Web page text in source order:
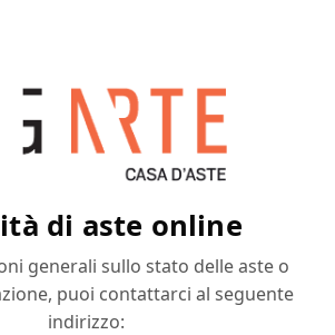
di aste online
generali sullo stato delle aste o
puoi contattarci al seguente
indirizzo: